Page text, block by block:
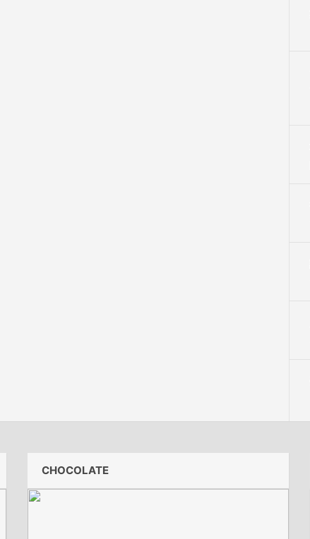
CHOCOLATE